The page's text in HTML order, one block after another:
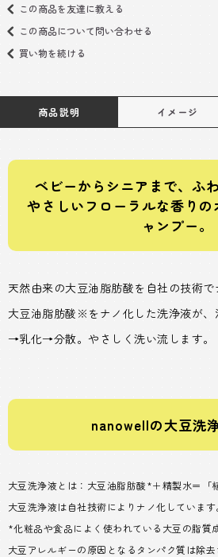
この商品を友達に教える
この商品について問い合わせる
買い物を続ける
商品説明 イメージ
ベビーからシニアまで、ふ
やさしいフローラルな香りの
ャンプー。
天然由来の大豆油脂肪酸を自社の技術で
大豆油脂肪酸※をナノ化した洗浄液が
→乳化→分散。やさしく洗い流します。
nanowellの大豆洗
大豆洗浄液とは：大豆油脂肪酸*＋精製水＝「
大豆洗浄液は自社技術によりナノ化しています
*化粧品や食品によく使われている大豆の脂質
大豆アレルギーの原因となるタンパク質は除去